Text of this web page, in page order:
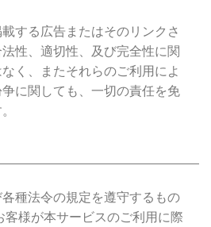
する広告またはそのリンクさ
性、適切性、及び完全性に関
く、またそれらのご利用によ
に関しても、一切の責任を免
種法令の規定を遵守するもの
客様が本サービスのご利用に際